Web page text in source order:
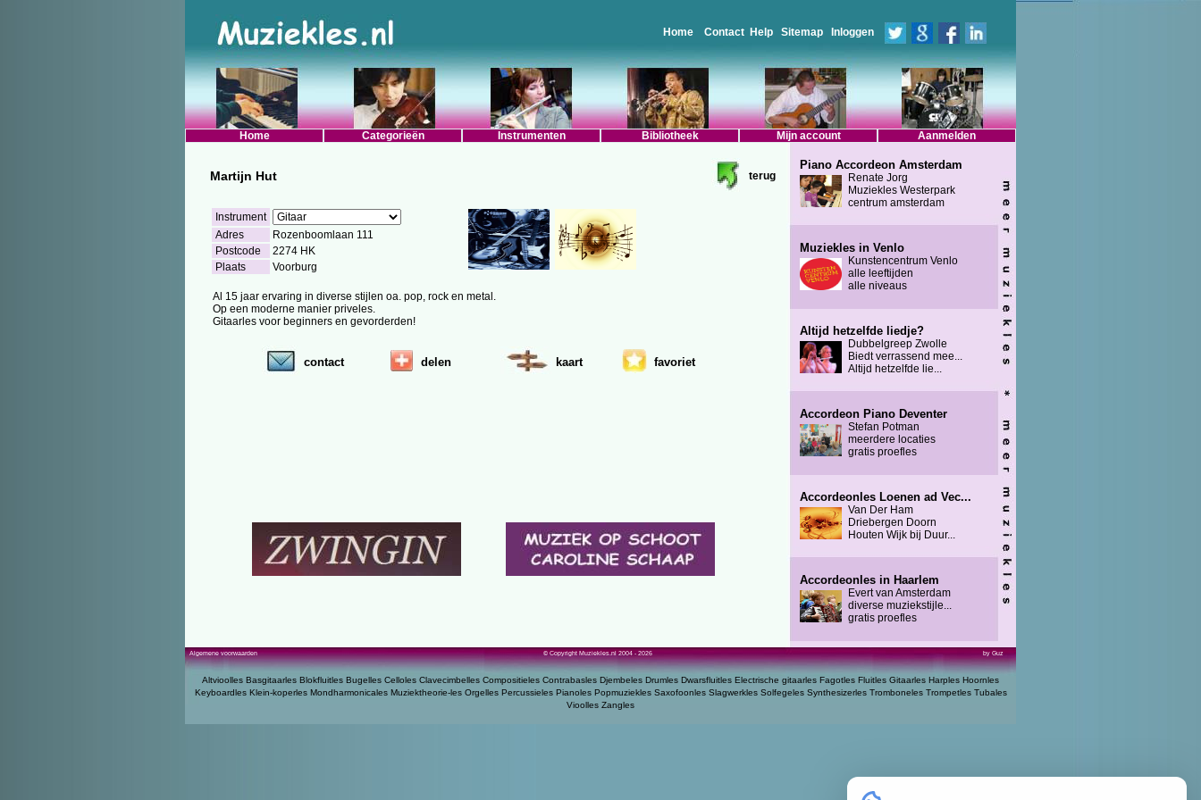
Home Contact Help Sitemap Inloggen
Home Categorieën Instrumenten Bibliotheek Mijn account Aanmelden
Martijn Hut terug
Instrument
Adres
Rozenboomlaan 111
Postcode
2274 HK
Plaats
Voorburg
Al 15 jaar ervaring in diverse stijlen oa. pop, rock en metal.
Op een moderne manier priveles.
Gitaarles voor beginners en gevorderden!
contact delen kaart favoriet
Piano Accordeon Amsterdam
Renate Jorg
Muziekles Westerpark
centrum amsterdam
Muziekles in Venlo
Kunstencentrum Venlo
alle leeftijden
alle niveaus
Altijd hetzelfde liedje?
Dubbelgreep Zwolle
Biedt verrassend mee...
Altijd hetzelfde lie...
Accordeon Piano Deventer
Stefan Potman
meerdere locaties
gratis proefles
Accordeonles Loenen ad Vec...
Van Der Ham
Driebergen Doorn
Houten Wijk bij Duur...
Accordeonles in Haarlem
Evert van Amsterdam
diverse muziekstijle...
gratis proefles
Algemene voorwaarden © Copyright Muziekles.nl 2004 - 2026 by Guz
Altvioolles Basgitaarles Blokfluitles Bugelles Celloles Clavecimbelles Compositieles Contrabasles Djembeles Drumles Dwarsfluitles Electrische gitaarles Fagotles Fluitles Gitaarles Harples Hoornles
Keyboardles Klein-koperles Mondharmonicales Muziektheorie-les Orgelles Percussieles Pianoles Popmuziekles Saxofoonles Slagwerkles Solfegeles Synthesizerles Tromboneles Trompetles Tubales
Vioolles Zangles